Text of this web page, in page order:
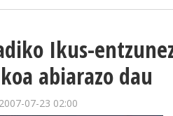
Ikus-
abiarazo dau
2007-07-23 02:00